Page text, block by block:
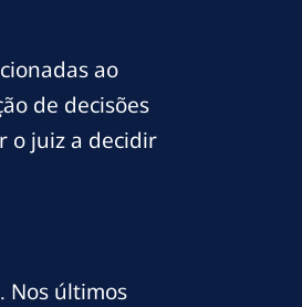
ao
de decisões
o juiz a decidir
Nos últimos